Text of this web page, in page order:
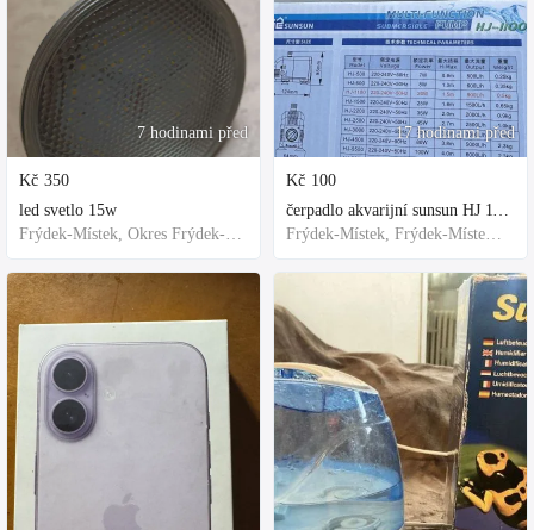
7 hodinami před
Kč 350
led svetlo 15w
Frýdek-Místek, Okres Frýdek-Místek, Česko
17 hodinami před
Kč 100
čerpadlo akvarijní sunsun HJ 1100
Frýdek-Místek, Frýdek-Místek District, Czechia